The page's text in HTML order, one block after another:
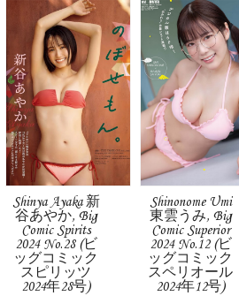
Shinya Ayaka 新
谷あやか, Big
Comic Spirits
2024 No.28 (ビ
ッグコミック
スピリッツ
2024年28号)
Shinonome Umi
東雲うみ, Big
Comic Superior
2024 No.12 (ビ
ッグコミック
スペリオール
2024年12号)